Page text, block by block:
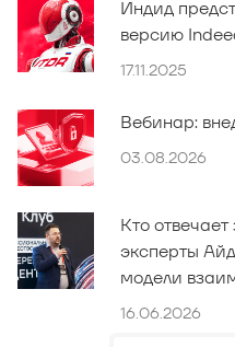
Индид
версию
17.11.2025
Вебинар:
03.08.2026
Кто
эксперты
модели
16.06.2026